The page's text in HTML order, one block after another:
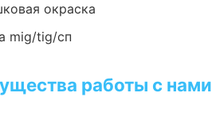
окраска
mig/tig/сп
работы с нами